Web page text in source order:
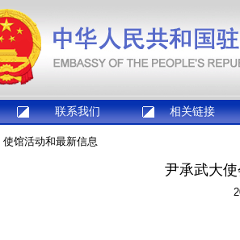
联系我们 相关链接
使馆活动和最新信息
尹承武大